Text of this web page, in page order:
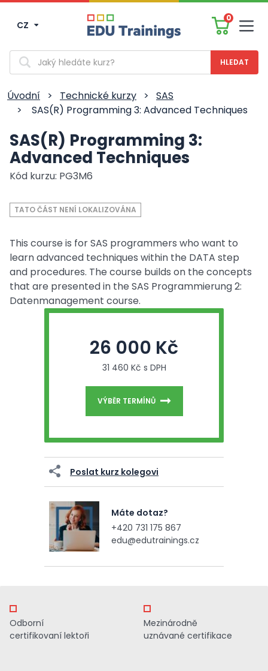
CZ
0
Vyhledávání
Úvodní > Technické kurzy >
SAS
>
SAS(R) Programming 3: Advanced Techniques
SAS(R) Programming 3:
Advanced Techniques
Kód kurzu: PG3M6
TATO ČÁST NENÍ LOKALIZOVÁNA
This course is for SAS programmers who want to
learn advanced techniques within the DATA step
and procedures. The course builds on the concepts
that are presented in the SAS Programmierung 2:
Datenmanagement course.
26 000 Kč
31 460 Kč s DPH
VÝBĚR TERMÍNŮ
Poslat kurz kolegovi
Máte dotaz?
+420 731 175 867
edu@edutrainings.cz
Odborní
certifikovaní lektoři
Mezinárodně
uznávané certifikace